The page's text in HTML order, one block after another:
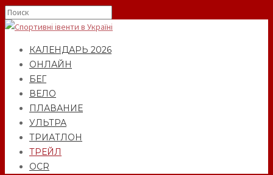
КАЛЕНДАРЬ 2026
ОНЛАЙН
БЕГ
ВЕЛО
ПЛАВАНИЕ
УЛЬТРА
ТРИАТЛОН
ТРЕЙЛ
OCR